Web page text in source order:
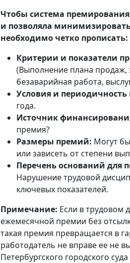
Чтобы система
и позволяла
необходимо четко прописать:
Критерии и показатели
(Выполнение плана продаж,
безаварийная работа,
Условия и периодичность
года.
Источник
премия?
Размеры премий: Могут
или зависеть от степени
Перечень оснований для
Нарушение трудовой
ключевых показателей.
Примечание: Если в трудовом
ежемесячной премии без
такая премия превращается в
работодатель не вправе ее не
Петербургского городского